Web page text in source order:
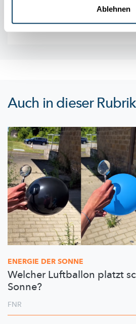
Ablehnen
Auch in dieser Rubrik
ENERGIE DER SONNE
Welcher Luftballon platzt
Sonne?
FNR